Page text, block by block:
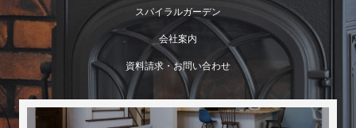
スパイラルガーデン
会社案内
資料請求・お問い合わせ